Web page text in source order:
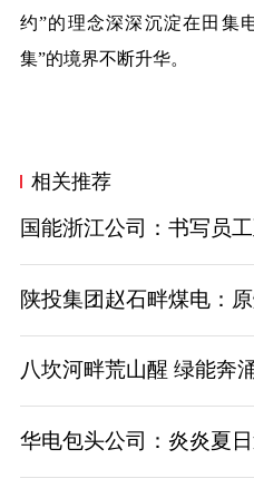
约”的理念深深沉淀在田集
集”的境界不断升华。
相关推荐
国能浙江公司：书写员
陕投集团赵石畔煤电：
八坎河畔荒山醒 绿能奔
华电包头公司：炎炎夏